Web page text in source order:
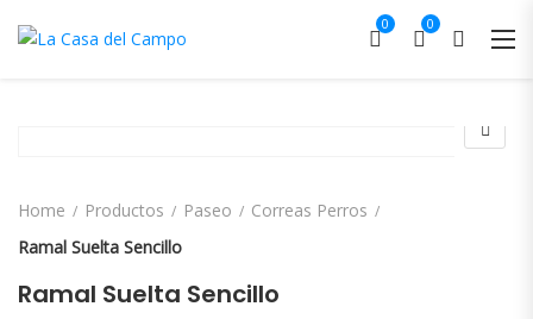
0 0
Home Productos Paseo
Correas Perros
Ramal Suelta Sencillo
Ramal Suelta Sencillo